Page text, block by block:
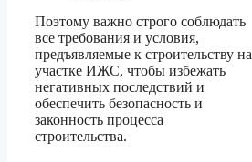
Поэтому важно строго соблюдать
все требования и условия,
предъявляемые к строительству на
участке ИЖС, чтобы избежать
негативных последствий и
обеспечить безопасность и
законность процесса
строительства.